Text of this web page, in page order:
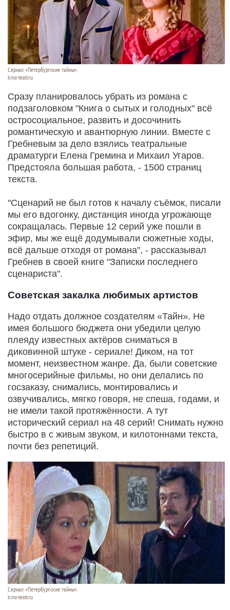
Сериал «Петербургские тайны».
kino-teatr.ru
Сразу планировалось убрать из романа с
подзаголовком "Книга о сытых и голодных" всё
остросоциальное, развить и досочинить
романтическую и авантюрную линии. Вместе с
Гребневым за дело взялись театральные
драматурги Елена Гремина и Михаил Угаров.
Предстояла большая работа, - 1500 страниц
текста.
"Сценарий не был готов к началу съёмок, писали
мы его вдогонку, дистанция иногда угрожающе
сокращалась. Первые 12 серий уже пошли в
эфир, мы же ещё додумывали сюжетные ходы,
всё дальше отходя от романа", - рассказывал
Гребнев в своей книге "Записки последнего
сценариста".
Советская закалка любимых артистов
Надо отдать должное создателям «Тайн». Не
имея большого бюджета они убедили целую
плеяду известных актёров сниматься в
диковинной штуке - сериале! Диком, на тот
момент, неизвестном жанре. Да, были советские
многосерийные фильмы, но они делались по
госзаказу, снимались, монтировались и
озвучивались, мягко говоря, не спеша, годами, и
не имели такой протяжённости. А тут
исторический сериал на 48 серий! Снимать нужно
быстро в с живым звуком, и килотоннами текста,
почти без репетиций.
Сериал «Петербургские тайны».
kino-teatr.ru